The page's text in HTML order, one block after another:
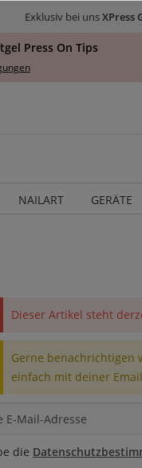
Exklusiv bei unsXPress
Press On Tips
NAILART GERÄTE
Dieser Artikel steht
Gerne benachrichtigen
einfach mit deiner
die